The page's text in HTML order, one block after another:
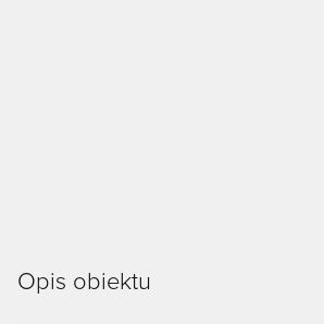
Opis obiektu